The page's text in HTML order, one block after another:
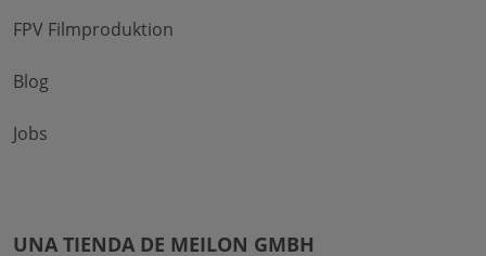
FPV Filmproduktion
Blog
Jobs
UNA TIENDA DE MEILON GMBH